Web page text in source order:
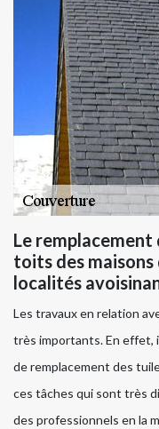
Le remplacement
toits des
localités
Les travaux en relation
très importants. En effet,
de remplacement des
ces tâches qui sont très
des professionnels en la